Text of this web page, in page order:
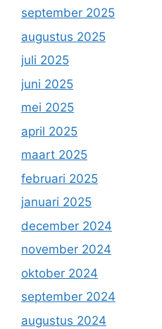
september 2025
augustus 2025
juli 2025
juni 2025
mei 2025
april 2025
maart 2025
februari 2025
januari 2025
december 2024
november 2024
oktober 2024
september 2024
augustus 2024